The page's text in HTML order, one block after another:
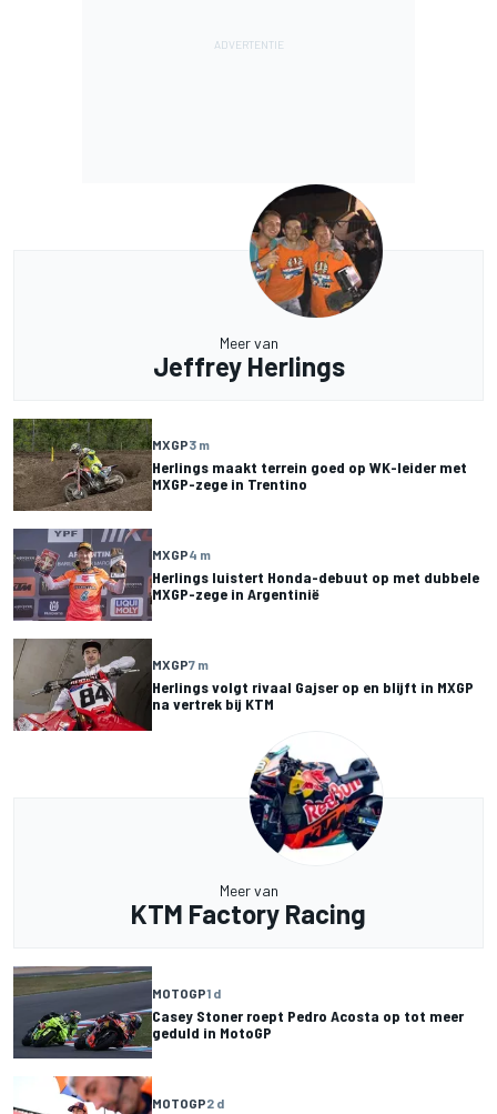
Meer van
Jeffrey Herlings
MXGP3 m
Herlings maakt terrein goed op WK-leider met
MXGP-zege in Trentino
MXGP4 m
Herlings luistert Honda-debuut op met dubbele
MXGP-zege in Argentinië
MXGP7 m
Herlings volgt rivaal Gajser op en blijft in MXGP
na vertrek bij KTM
Meer van
KTM Factory Racing
MOTOGP1 d
Casey Stoner roept Pedro Acosta op tot meer
geduld in MotoGP
MOTOGP2 d